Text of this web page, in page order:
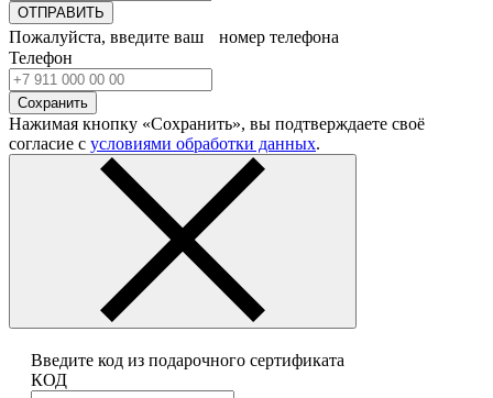
ОТПРАВИТЬ
Пожалуйста, введите ваш номер телефона
Телефон
Сохранить
Нажимая кнопку «Сохранить», вы подтверждаете своё
согласие с условиями обработки данных.
Введите код из подарочного сертификата
КОД